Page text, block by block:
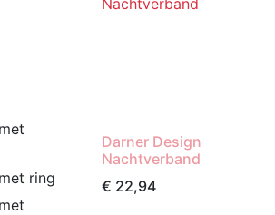
ring
Darner Design
Nachtverband
€ 22,94